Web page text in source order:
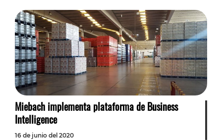
Miebach implementa plataforma de Business
Intelligence
16 de junio del 2020